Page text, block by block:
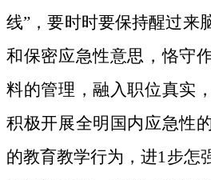
线”，要时时要保持醒过来
和保密应急性意思，恪守
料的管理，融入职位真实
积极开展全明国内应急性
的教育教学行为，进1步怎